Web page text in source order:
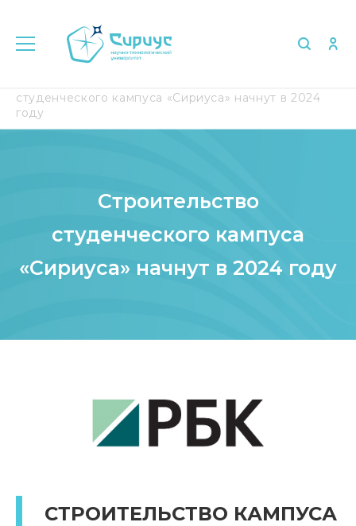
студенческого кампуса «Сириуса» начнут в 2024
году
Строительство
студенческого кампуса
«Сириуса» начнут в 2024 году
СТРОИТЕЛЬСТВО КАМПУСА